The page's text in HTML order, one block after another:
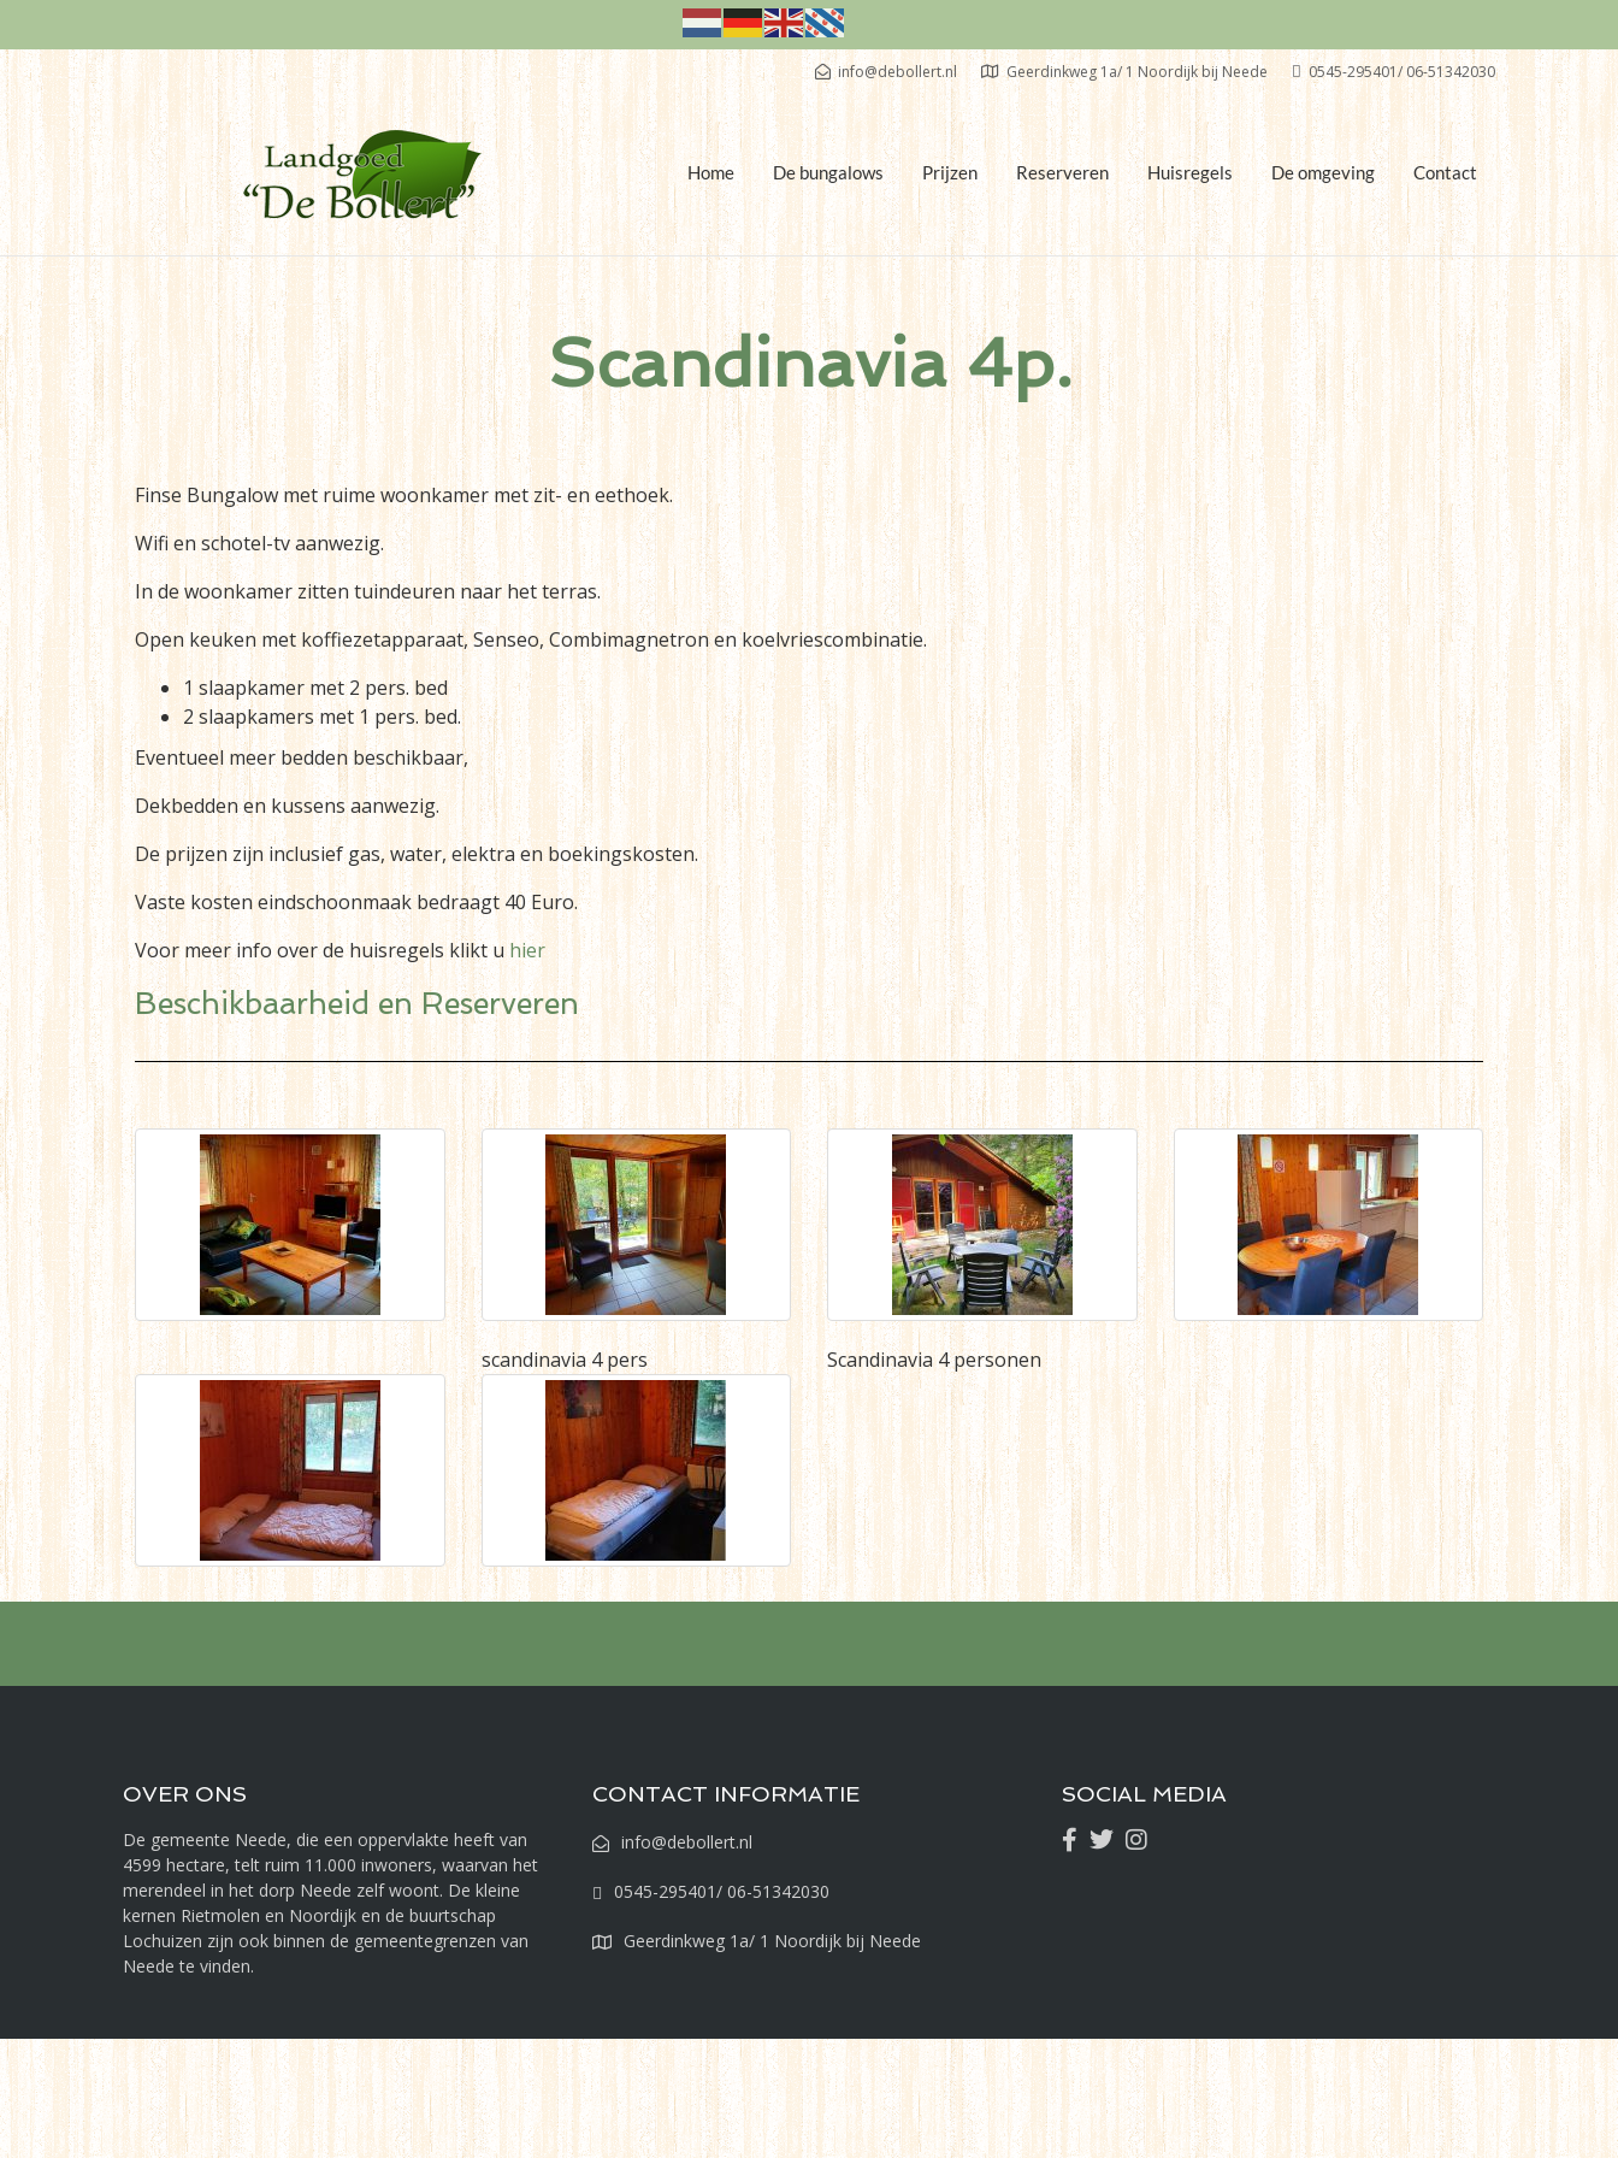
info@debollert.nl Geerdinkweg 1a/ 1 Noordijk bij Neede 0545-295401/ 06-51342030
Home De bungalows Prijzen Reserveren Huisregels De omgeving Contact
Scandinavia 4p.
Finse Bungalow met ruime woonkamer met zit- en eethoek.
Wifi en schotel-tv aanwezig.
In de woonkamer zitten tuindeuren naar het terras.
Open keuken met koffiezetapparaat, Senseo, Combimagnetron en koelvriescombinatie.
1 slaapkamer met 2 pers. bed
2 slaapkamers met 1 pers. bed.
Eventueel meer bedden beschikbaar,
Dekbedden en kussens aanwezig.
De prijzen zijn inclusief gas, water, elektra en boekingskosten.
Vaste kosten eindschoonmaak bedraagt 40 Euro.
Voor meer info over de huisregels klikt uhier
Beschikbaarheid en Reserveren
scandinavia 4 pers Scandinavia 4 personen
OVER ONS
De gemeente Neede, die een oppervlakte heeft van
4599 hectare, telt ruim 11.000 inwoners, waarvan het
merendeel in het dorp Neede zelf woont. De kleine
kernen Rietmolen en Noordijk en de buurtschap
Lochuizen zijn ook binnen de gemeentegrenzen van
Neede te vinden.
CONTACT INFORMATIE
info@debollert.nl
0545-295401/ 06-51342030
Geerdinkweg 1a/ 1 Noordijk bij Neede
SOCIAL MEDIA